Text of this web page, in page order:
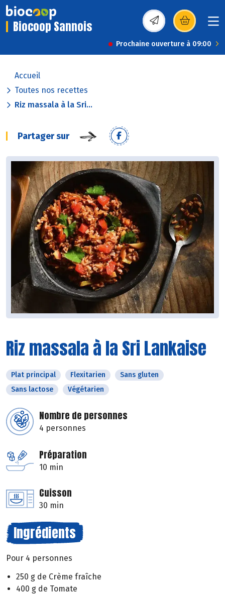
Biocoop Sannois (s’ouvre dans une
Prochaine ouverture à 09:00
Accueil
Toutes nos recettes
Riz massala à la Sri...
Partager sur
Riz massala à la Sri Lankaise
Plat principal Flexitarien
Sans gluten
Sans lactose
Végétarien
Nombre de personnes
4 personnes
Préparation
10 min
Cuisson
30 min
Ingrédients
Pour 4 personnes
250 g de Crème fraîche
400 g de Tomate